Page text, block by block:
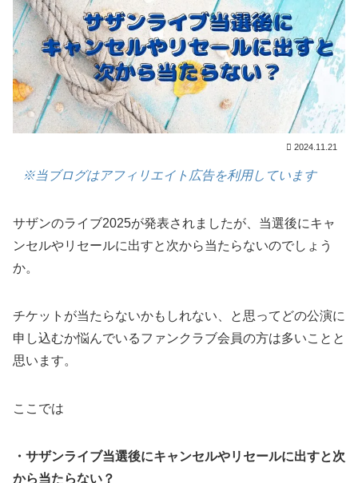
2024.11.21
※当ブログはアフィリエイト広告を利用しています
サザンのライブ2025が発表されましたが、当選後にキャ
ンセルやリセールに出すと次から当たらないのでしょう
か。
チケットが当たらないかもしれない、と思ってどの公演に
申し込むか悩んでいるファンクラブ会員の方は多いことと
思います。
ここでは
・サザンライブ当選後にキャンセルやリセールに出すと次
から当たらない？